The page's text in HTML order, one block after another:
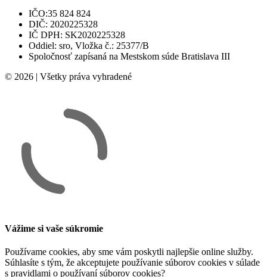
IČO:35 824 824
DIČ: 2020225328
IČ DPH: SK2020225328
Oddiel: sro, Vložka č.: 25377/B
Spoločnosť zapísaná na Mestskom súde Bratislava III
© 2026 | Všetky práva vyhradené
Vážime si vaše súkromie
Používame cookies, aby sme vám poskytli najlepšie online služby.
Súhlasíte s tým, že akceptujete používanie súborov cookies v súlade
s pravidlami o používaní súborov cookies?